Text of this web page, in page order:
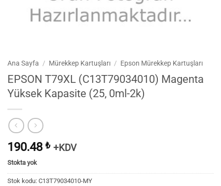
Ana Sayfa / Mürekkep Kartuşları / Epson Mürekkep Kartuşları
EPSON T79XL (C13T79034010) Magenta
Yüksek Kapasite (25, 0ml-2k)
190.48 ₺ +KDV
Stokta yok
Stok kodu: C13T79034010-MY